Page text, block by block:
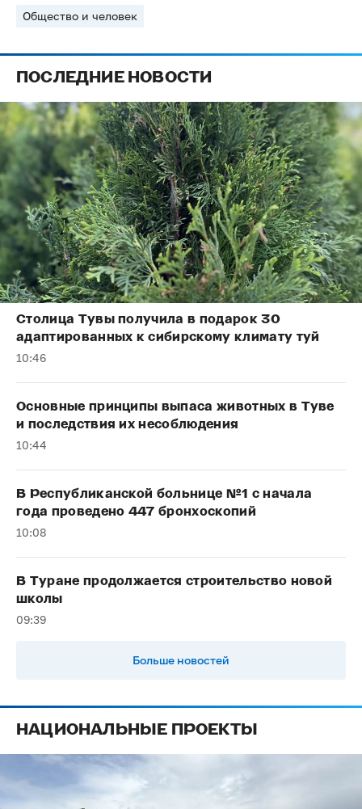
Общество и человек
ПОСЛЕДНИЕ НОВОСТИ
Столица Тувы получила в подарок 30
адаптированных к сибирскому климату туй
10:46
Основные принципы выпаса животных в Туве
и последствия их несоблюдения
10:44
В Республиканской больнице №1 с начала
года проведено 447 бронхоскопий
10:08
В Туране продолжается строительство новой
школы
09:39
Больше новостей
НАЦИОНАЛЬНЫЕ ПРОЕКТЫ